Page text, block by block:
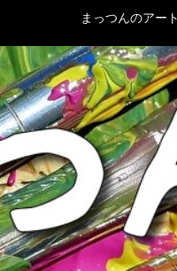
まっつんのアー